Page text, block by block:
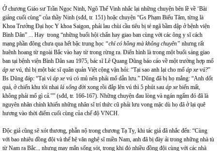
Ở chương Giáo sư Trần Ngọc Ninh, Ngô Thế Vinh nhắc lại những chuyện bên lề về ‘Bài
giảng cuối cùng” của thầy Ninh (sđd, tr. 151) hoặc chuyện “Gs Phạm Biểu Tâm, từng là
Khoa Trưởng Đại học Y khoa Saigon, phải lau chùi cầu tiêu bị té ngã bầm dập ở bệnh viện
Bình Dân” ... Hay trong “những buổi hội chẩn hay giao ban cùng với các ông y sĩ cách
mạng phần đông chưa qua hết bậc trung học “chỉ có hồng mà không chuyên” nhưng rất
huênh hoang từ ngoài Bắc vào hay từ trong rừng ra. Điển hình là trong một buổi sáng giao
ban tại bệnh viện Bình Dân sau 1975, bác sĩ Lê Quang Dũng báo cáo về một trường hợp mổ
áp xe vú, thì bị một bác sĩ quân quản Việt cộng vặn hỏi: “Tại sao anh lại cho mổ áp xe vú?”
Bs Dũng đáp: “Tại vì áp xe vú có mủ nên phải mổ dẫn lưu.” Dũng đã bị họ mắng: “Anh dốt
quá, ở chiến khu tôi nhai lá sống đời xong rồi đắp lên vú thì 5 phút sau áp xe biến mất,
không phải mổ gì cả.”” (sđd, tr. 166-167). Những chuyện đau lòng và ngán ngẩm đó đã là
nguyên nhân chính khiến những nhân sĩ trí thức cũ phải lưu vong mặc dù họ đã ở lại quê
hương vào thời điểm cuối cùng của chế độ VNCH.
Độc giả cũng sẽ xót thương, phẫn nộ trong chương Tạ Tỵ, khi tác giả đã nhắc đến: “Cùng
với bao nhiêu đồng đội và thế hệ văn nghệ sĩ miền Nam, anh đã bị đày ải trong những nhà tù
từ Nam ra Bắc... nhưng may mắn sống sót, trong khi đó nhiều đồng đội cùng với các nhà